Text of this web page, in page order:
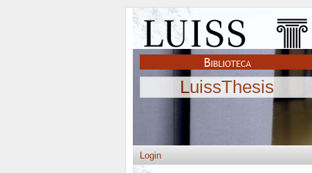
LuissThesis
Login